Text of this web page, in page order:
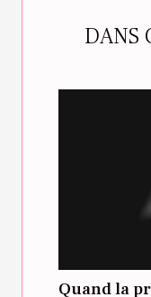
DANS
Quand la